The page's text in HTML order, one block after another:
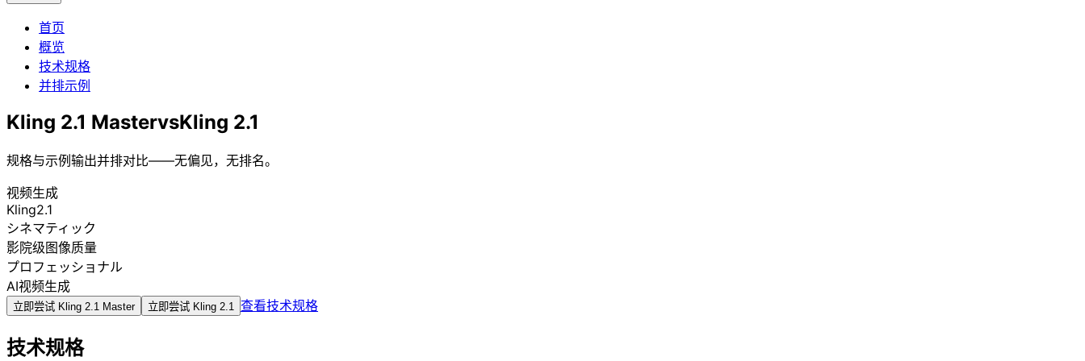
首页
概览
技术规格
并排示例
Kling 2.1 MastervsKling 2.1
规格与示例输出并排对比——无偏见，无排名。
视频生成
Kling2.1
シネマティック
影院级图像质量
プロフェッショナル
AI视频生成
立即尝试 Kling 2.1 Master 立即尝试 Kling 2.1 查看技术规格
技术规格